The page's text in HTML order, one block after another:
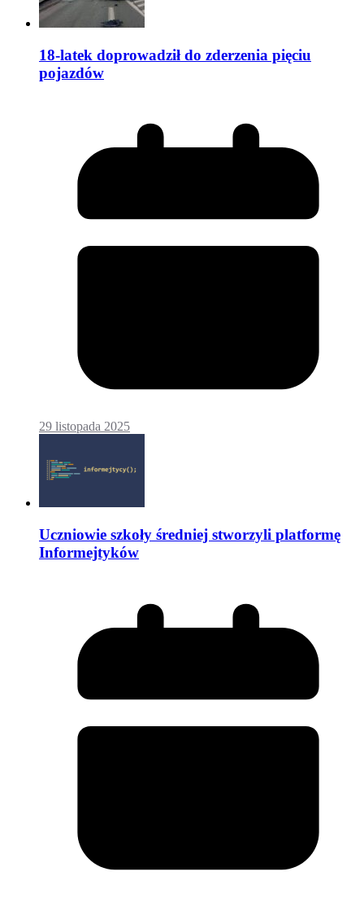
18-latek doprowadził do zderzenia pięciu
pojazdów
29 listopada 2025
Uczniowie szkoły średniej stworzyli platformę
Informejtyków